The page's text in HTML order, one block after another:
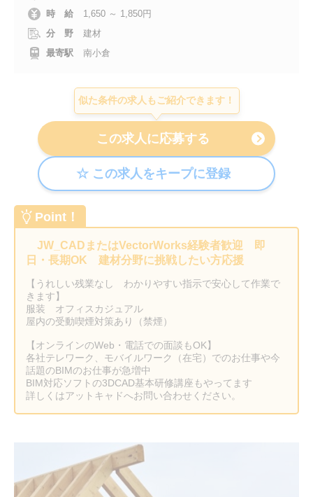
時 給
1,650 ～ 1,850円
分 野
建材
最寄駅
南小倉
似た条件の求人もご紹介できます！
Point！
JW_CADまたはVectorWorks経験者歓迎 即
日・長期OK 建材分野に挑戦したい方応援
【うれしい残業なし わかりやすい指示で安心して作業で
きます】
服装 オフィスカジュアル
屋内の受動喫煙対策あり（禁煙）
【オンラインのWeb・電話での面談もOK】
各社テレワーク、モバイルワーク（在宅）でのお仕事や今
話題のBIMのお仕事が急増中
BIM対応ソフトの3DCAD基本研修講座もやってます
詳しくはアットキャドへお問い合わせください。